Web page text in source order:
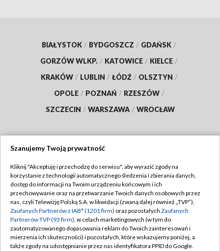
BIAŁYSTOK / BYDGOSZCZ / GDAŃSK /
GORZÓW WLKP. / KATOWICE / KIELCE /
KRAKÓW / LUBLIN / ŁÓDŹ / OLSZTYN /
OPOLE / POZNAŃ / RZESZÓW /
SZCZECIN / WARSZAWA / WROCŁAW
TVP
Abonament TVP
Emisja w TVP
Centrum informacji TVP
Naziemna Telewizja Cyfrowa
Regulamin TVP
Polityka prywatności
Moje zgody
Pomoc
Szanujemy Twoją prywatność
Kliknij "Akceptuję i przechodzę do serwisu", aby wyrazić zgody na
korzystanie z technologii automatycznego śledzenia i zbierania danych,
dostęp do informacji na Twoim urządzeniu końcowym i ich
przechowywanie oraz na przetwarzanie Twoich danych osobowych przez
nas, czyli Telewizję Polską S.A. w likwidacji (zwaną dalej również „TVP”),
Zaufanych Partnerów z IAB* (1201 firm) oraz pozostałych Zaufanych
Partnerów TVP (93 firm), w celach marketingowych (w tym do
zautomatyzowanego dopasowania reklam do Twoich zainteresowań i
mierzenia ich skuteczności) i pozostałych, które wskazujemy poniżej, a
także zgody na udostępnianie przez nas identyfikatora PPID do Google.